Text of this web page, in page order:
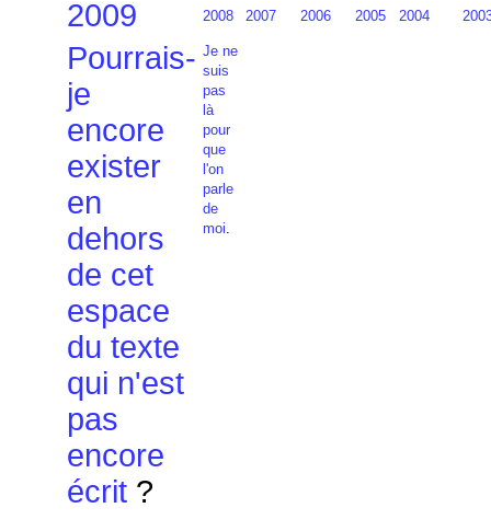
2009 2008 2007 2006 2005 2004
Pourrais-
je
encore
exister
en
dehors
de cet
espace
du texte
qui n'est
pas
encore
écrit?
Je ne
suis
pas
là
pour
que
l'on
parle
de
moi.